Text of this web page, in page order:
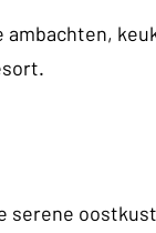
serene